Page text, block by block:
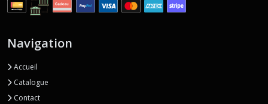
Navigation
Accueil
Catalogue
Contact